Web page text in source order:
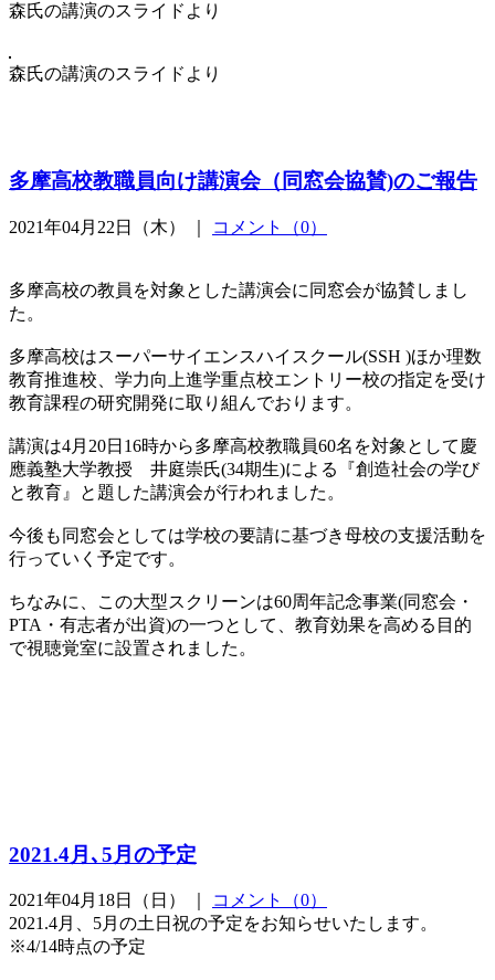
森氏の講演のスライドより
森氏の講演のスライドより
多摩高校教職員向け講演会（同窓会協賛)のご報告
2021年04月22日（木） ｜ コメント（0）
多摩高校の教員を対象とした講演会に同窓会が協賛しまし
た。
多摩高校はスーパーサイエンスハイスクール(SSH )ほか理数
教育推進校、学力向上進学重点校エントリー校の指定を受け
教育課程の研究開発に取り組んでおります。
講演は4月20日16時から多摩高校教職員60名を対象として慶
應義塾大学教授 井庭崇氏(34期生)による『創造社会の学び
と教育』と題した講演会が行われました。
今後も同窓会としては学校の要請に基づき母校の支援活動を
行っていく予定です。
ちなみに、この大型スクリーンは60周年記念事業(同窓会・
PTA・有志者が出資)の一つとして、教育効果を高める目的
で視聴覚室に設置されました。
2021.4月､5月の予定
2021年04月18日（日） ｜
コメント（0）
2021.4月、5月の土日祝の予定をお知らせいたします。
※4/14時点の予定